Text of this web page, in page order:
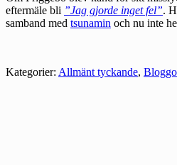
eftermäle bli ”Jag gjorde inget fel”.
samband med tsunamin och nu inte
Kategorier: Allmänt tyckande,